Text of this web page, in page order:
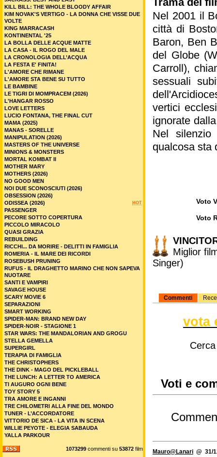
Nel 2001 il
città di
Baron, Ben
del Globe
Carroll),
sessuali
vertici
ignorate
Nel
qualcosa sta
Voto
Voto
Miglior
Singer)
Commenti
vota
Voti e
Mauro@Lanari @ 31/
KILL BILL: THE WHOLE BLOODY AFFAIR
KIM NOVAK'S VERTIGO - LA DONNA CHE VISSE DUE
VOLTE
KING MARRACASH
KONTINENTAL '25
LA BOLLA DELLE ACQUE MATTE
LA CASA - IL ROGO DEL MALE
LA CRONOLOGIA DELL’ACQUA
LA FESTA E' FINITA!
L'AMORE CHE RIMANE
L'AMORE STA BENE SU TUTTO
LE BAMBINE
LE TIGRI DI MOMPRACEM (2026)
L'HANGAR ROSSO
LOVE LETTERS
LUCIO FONTANA, THE FINAL CUT
MAMA (2025)
MANAS - SORELLE
MANIPULATION (2026)
MASTERS OF THE UNIVERSE
MINIONS & MONSTERS
MORTAL KOMBAT II
MOTHER MARY
MOTHERS (2026)
NO GOOD MEN
NOI DUE SCONOSCIUTI (2026)
OBSESSION (2026)
HOT
ODISSEA (2026)
PASSENGER
PECORE SOTTO COPERTURA
PICCOLO MIRACOLO
QUASI GRAZIA
REBUILDING
RICCHI... DA MORIRE - DELITTI IN FAMIGLIA
ROMERIA - IL MARE DEI RICORDI
ROSEBUSH PRUNING
RUFUS - IL DRAGHETTO MARINO CHE NON SAPEVA
NUOTARE
SANTI E VAMPIRI
SAVAGE HOUSE
SCARY MOVIE 6
SEPARAZIONI
SMART WORKING
SPIDER-MAN: BRAND NEW DAY
SPIDER-NOIR - STAGIONE 1
STAR WARS: THE MANDALORIAN AND GROGU
STELLA GEMELLA
SUPERGIRL
TERAPIA DI FAMIGLIA
THE CHRISTOPHERS
THE DINK - MAGO DEL PICKLEBALL
THE LUNCH: A LETTER TO AMERICA
TI AUGURO OGNI BENE
TOY STORY 5
TRA AMORE E INGANNI
TRE CHILOMETRI ALLA FINE DEL MONDO
TUNER - L’ACCORDATORE
VITTORIO DE SICA - LA VITA IN SCENA
WILLIE PEYOTE - ELEGIA SABAUDA
YALLA PARKOUR
1073299 commenti su 53872 film